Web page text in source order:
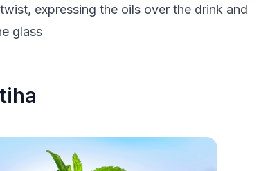
expressing the oils over the drink and
glass